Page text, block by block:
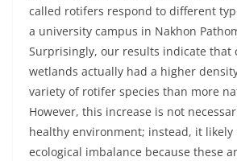
called rotifers respond to different
a university campus in Nakhon
Surprisingly, our results indicate that
wetlands actually had a higher
variety of rotifer species than more
However, this increase is not
healthy environment; instead, it likely
ecological imbalance because these